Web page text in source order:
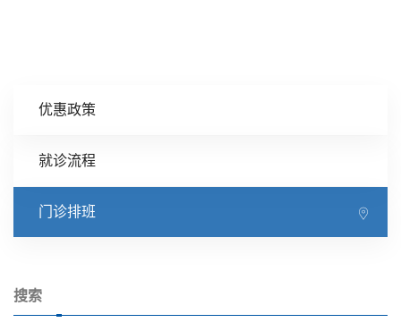
优惠政策
就诊流程
门诊排班
搜索